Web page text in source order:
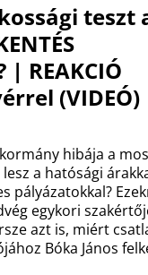
teszt
REAKCIÓ
(VIDEÓ)
hibája a
a hatósági
pályázatokkal?
egykori
azt is, miért
Bóka János